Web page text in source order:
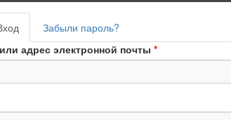
(активная
вкладка)
Забыли пароль?
адрес электронной почты *